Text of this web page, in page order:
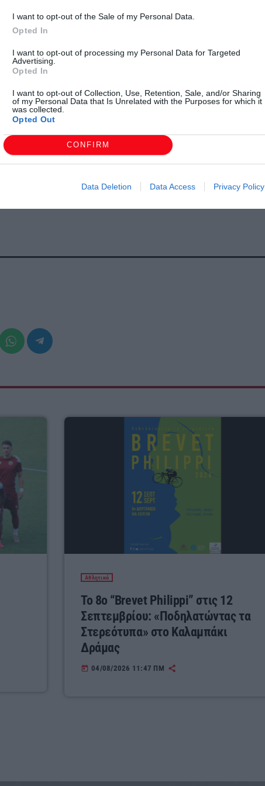
I want to opt-out of the Sale of my Personal Data.
Opted In
I want to opt-out of processing my Personal Data for Targeted
Advertising.
Opted In
I want to opt-out of Collection, Use, Retention, Sale, and/or Sharing
of my Personal Data that Is Unrelated with the Purposes for which it
was collected.
Opted Out
CONFIRM
Data Deletion Data Access Privacy Policy
Αθλητικά
Το 8ο “Brevet Philippi” στις 12
Σεπτεμβρίου: «Ποδηλατώντας τα
Στερεότυπα» στο Καλαμπάκι
Δράμας
today 04/08/2026 11:47 ΠΜ